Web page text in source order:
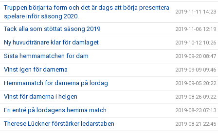
Truppen börjar ta form och det är dags att börja presentera
spelare inför säsong 2020.
2019-11-11 14:23
Tack alla som stöttat säsong 2019 2019-11-06 12:19
Ny huvudtränare klar för damlaget 2019-10-12 10:26
Sista hemmamatchen för dam 2019-09-20 08:47
Vinst igen för damerna 2019-09-09 09:46
Hemmamatch för damerna på lördag 2019-09-05 20:22
Vinst för damerna i helgen 2019-08-26 09:22
Fri entré på lördagens hemma match 2019-08-23 07:13
Therese Lückner förstärker ledarstaben 2019-08-21 22:45